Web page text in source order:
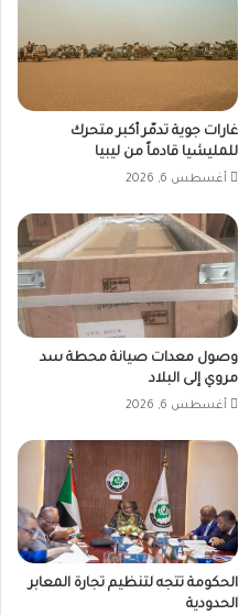
غارات جوية تدمّر أكبر متحرك
للمليشيا قادماً من ليبيا
أغسطس 6, 2026
وصول معدات صيانة محطة سد
مروي إلى البلاد
أغسطس 6, 2026
الحكومة تتجه لتنظيم تجارة المعابر
الحدودية